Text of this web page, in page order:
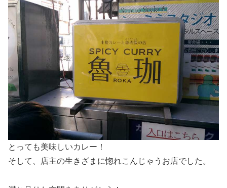
とっても美味しいカレー！
そして、店主の生きざまに惚れこんじゃうお店でした。